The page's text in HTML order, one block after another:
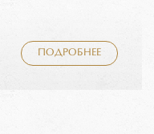
ПОДРОБНЕЕ